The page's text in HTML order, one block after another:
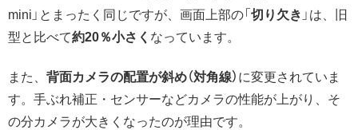
mini」とまったく同じですが、画面上部の「 切り欠き 」は、旧
型と比べて約20％小さく なっています。
また、 背面カメラの配置が斜め（対角線） に変更されていま
す。手ぶれ補正・センサーなどカメラの性能が上がり、そ
の分カメラが大きくなったのが理由です。